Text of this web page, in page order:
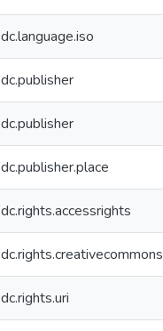
dc.language.iso
dc.publisher
dc.publisher
dc.publisher.place
dc.rights.accessrights
dc.rights.creativecommons
dc.rights.uri